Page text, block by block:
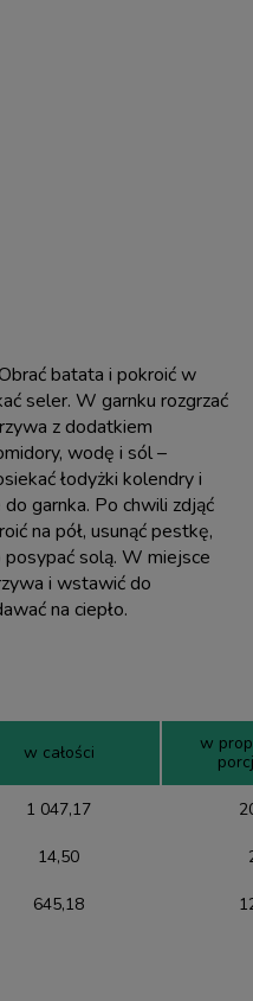
batata i pokroić w
seler. W garnku rozgrzać
z dodatkiem
wodę i sól –
łodyżki kolendry i
garnka. Po chwili zdjąć
na pół, usunąć pestkę,
solą. W miejsce
i wstawić do
na ciepło.
w całości
w
1 047,17
14,50
645,18